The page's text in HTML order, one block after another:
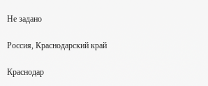
Не задано
Россия, Краснодарский край
Краснодар